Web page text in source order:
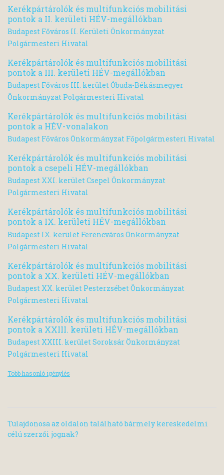
Kerékpártárolók és multifunkciós mobilitási
pontok a II. kerületi HÉV-megállókban
Budapest Főváros II. Kerületi Önkormányzat
Polgármesteri Hivatal
Kerékpártárolók és multifunkciós mobilitási
pontok a III. kerületi HÉV-megállókban
Budapest Főváros III. kerület Óbuda-Békásmegyer
Önkormányzat Polgármesteri Hivatal
Kerékpártárolók és multifunkciós mobilitási
pontok a HÉV-vonalakon
Budapest Főváros Önkormányzat Főpolgármesteri Hivatal
Kerékpártárolók és multifunkciós mobilitási
pontok a csepeli HÉV-megállókban
Budapest XXI. kerület Csepel Önkormányzat
Polgármesteri Hivatal
Kerékpártárolók és multifunkciós mobilitási
pontok a IX. kerületi HÉV-megállókban
Budapest IX. kerület Ferencváros Önkormányzat
Polgármesteri Hivatal
Kerékpártárolók és multifunkciós mobilitási
pontok a XX. kerületi HÉV-megállókban
Budapest XX. kerület Pesterzsébet Önkormányzat
Polgármesteri Hivatal
Kerékpártárolók és multifunkciós mobilitási
pontok a XXIII. kerületi HÉV-megállókban
Budapest XXIII. kerület Soroksár Önkormányzat
Polgármesteri Hivatal
Több hasonló igénylés
Tulajdonosa az oldalon található bármely kereskedelmi
célú szerzői jognak?